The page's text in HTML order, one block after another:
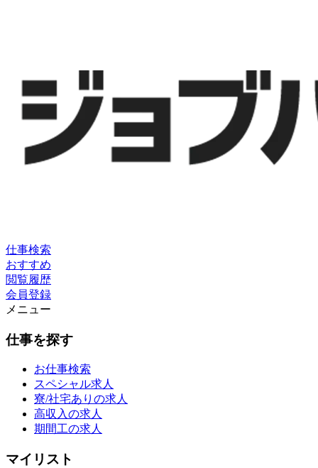
仕事検索
おすすめ
閲覧履歴
会員登録
メニュー
仕事を探す
お仕事検索
スペシャル求人
寮/社宅ありの求人
高収入の求人
期間工の求人
マイリスト